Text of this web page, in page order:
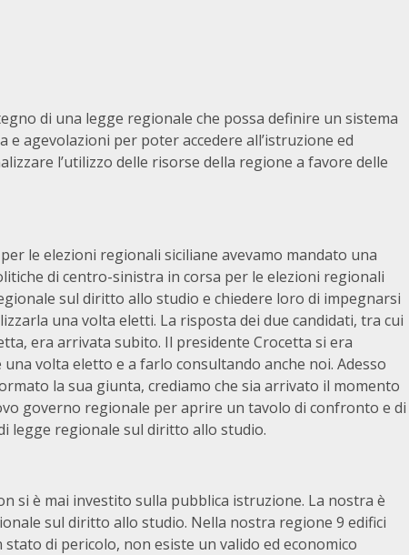
di una legge regionale che possa definire un sistema
agevolazioni per poter accedere all’istruzione ed
l’utilizzo delle risorse della regione a favore delle
le elezioni regionali siciliane avevamo mandato una
di centro-sinistra in corsa per le elezioni regionali
sul diritto allo studio e chiedere loro di impegnarsi
una volta eletti. La risposta dei due candidati, tra cui
era arrivata subito. Il presidente Crocetta si era
volta eletto e a farlo consultando anche noi. Adesso
la sua giunta, crediamo che sia arrivato il momento
governo regionale per aprire un tavolo di confronto e di
legge regionale sul diritto allo studio.
si è mai investito sulla pubblica istruzione. La nostra è
sul diritto allo studio. Nella nostra regione 9 edifici
di pericolo, non esiste un valido ed economico